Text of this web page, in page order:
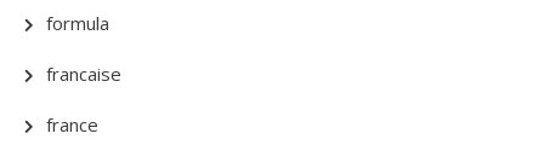
formula
francaise
france